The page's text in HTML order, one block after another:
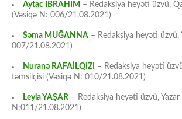
Aytac İBRAHİM – Redaksiya heyəti üzvü,
(Vəsiqə N: 006/21.08.2021)
Səma MUĞANNA – Redaksiya heyəti üzvü,
007/21.08.2021)
Nuranə RAFAİLQIZI
– Redaksiya heyəti
təmsilçisi (Vəsiqə N: 010/21.08.2021)
Leyla YAŞAR – Redaksiya heyəti üzvü, Yazar
N:011/21.08.2021)